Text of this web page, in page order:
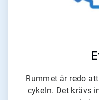
Rummet är redo
cykeln. Det krävs